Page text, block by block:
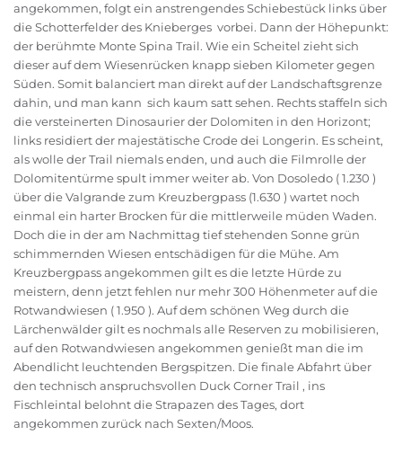
angekommen, folgt ein anstrengendes Schiebestück links über
die Schotterfelder des Knieberges vorbei. Dann der Höhepunkt:
der berühmte Monte Spina Trail. Wie ein Scheitel zieht sich
dieser auf dem Wiesenrücken knapp sieben Kilometer gegen
Süden. Somit balanciert man direkt auf der Landschaftsgrenze
dahin, und man kann sich kaum satt sehen. Rechts staffeln sich
die versteinerten Dinosaurier der Dolomiten in den Horizont;
links residiert der majestätische Crode dei Longerin. Es scheint,
als wolle der Trail niemals enden, und auch die Filmrolle der
Dolomitentürme spult immer weiter ab. Von Dosoledo ( 1.230 )
über die Valgrande zum Kreuzbergpass (1.630 ) wartet noch
einmal ein harter Brocken für die mittlerweile müden Waden.
Doch die in der am Nachmittag tief stehenden Sonne grün
schimmernden Wiesen entschädigen für die Mühe. Am
Kreuzbergpass angekommen gilt es die letzte Hürde zu
meistern, denn jetzt fehlen nur mehr 300 Höhenmeter auf die
Rotwandwiesen ( 1.950 ). Auf dem schönen Weg durch die
Lärchenwälder gilt es nochmals alle Reserven zu mobilisieren,
auf den Rotwandwiesen angekommen genießt man die im
Abendlicht leuchtenden Bergspitzen. Die finale Abfahrt über
den technisch anspruchsvollen Duck Corner Trail , ins
Fischleintal belohnt die Strapazen des Tages, dort
angekommen zurück nach Sexten/Moos.